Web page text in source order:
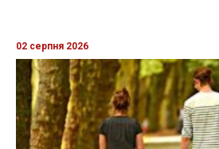
02 серпня 2026